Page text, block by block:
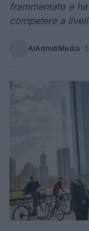
frammentato e
competere a
AiAdhubMedia ·